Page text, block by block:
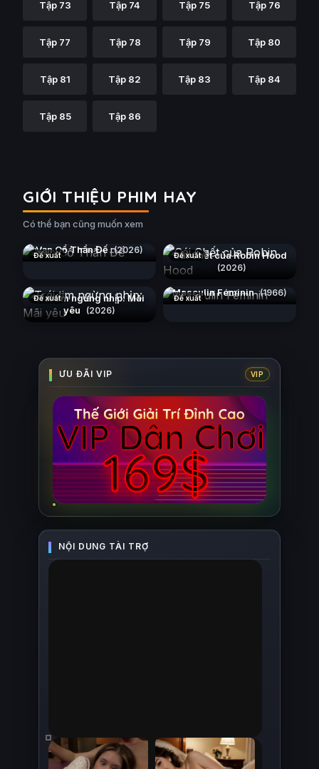
Tập 73 Tập 74 Tập 75 Tập 76
Tập 77 Tập 78 Tập 79 Tập 80
Tập 81 Tập 82 Tập 83 Tập 84
Tập 85 Tập 86
GIỚI THIỆU PHIM HAY
Có thể bạn cũng muốn xem
Đề xuất
Vạn Cổ Thần Đế (2026) Đề xuất
Cái Chết của Robin Hood
(2026)
Đề xuất
Trái tim ngừng nhịp: Mãi
yêu
(2026)
Đề xuất
Masculin Féminin (1966)